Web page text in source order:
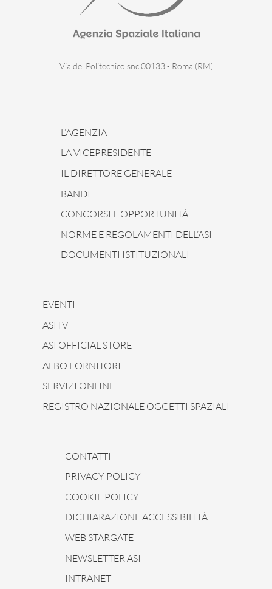
Via del Politecnico snc 00133 - Roma (RM)
L’AGENZIA
LA VICEPRESIDENTE
IL DIRETTORE GENERALE
BANDI
CONCORSI E OPPORTUNITÀ
NORME E REGOLAMENTI DELL’ASI
DOCUMENTI ISTITUZIONALI
EVENTI
ASITV
ASI OFFICIAL STORE
ALBO FORNITORI
SERVIZI ONLINE
REGISTRO NAZIONALE OGGETTI SPAZIALI
CONTATTI
PRIVACY POLICY
COOKIE POLICY
DICHIARAZIONE ACCESSIBILITÀ
WEB STARGATE
NEWSLETTER ASI
INTRANET